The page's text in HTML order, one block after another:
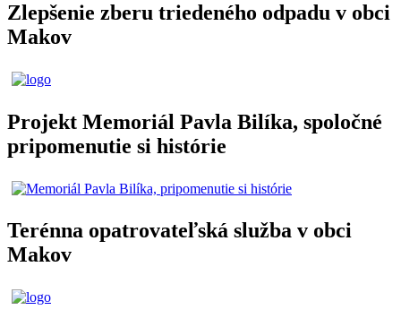
Zlepšenie zberu triedeného odpadu v obci
Makov
Projekt Memoriál Pavla Bilíka, spoločné
pripomenutie si histórie
Terénna opatrovateľská služba v obci
Makov